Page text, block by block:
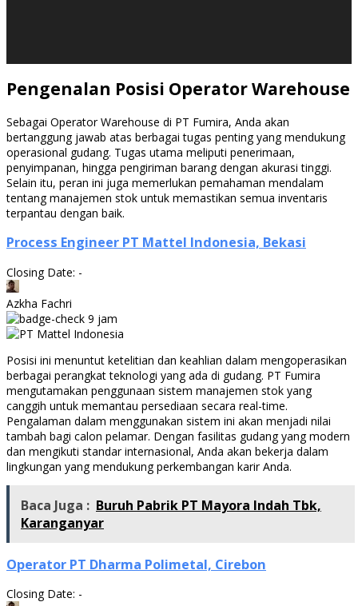
Pengenalan Posisi Operator Warehouse
Sebagai Operator Warehouse di PT Fumira, Anda akan
bertanggung jawab atas berbagai tugas penting yang mendukung
operasional gudang. Tugas utama meliputi penerimaan,
penyimpanan, hingga pengiriman barang dengan akurasi tinggi.
Selain itu, peran ini juga memerlukan pemahaman mendalam
tentang manajemen stok untuk memastikan semua inventaris
terpantau dengan baik.
Process Engineer PT Mattel Indonesia, Bekasi
Closing Date: -
Azkha Fachri
9 jam
Posisi ini menuntut ketelitian dan keahlian dalam mengoperasikan
berbagai perangkat teknologi yang ada di gudang. PT Fumira
mengutamakan penggunaan sistem manajemen stok yang
canggih untuk memantau persediaan secara real-time.
Pengalaman dalam menggunakan sistem ini akan menjadi nilai
tambah bagi calon pelamar. Dengan fasilitas gudang yang modern
dan mengikuti standar internasional, Anda akan bekerja dalam
lingkungan yang mendukung perkembangan karir Anda.
Baca Juga : Buruh Pabrik PT Mayora Indah Tbk,
Karanganyar
Operator PT Dharma Polimetal, Cirebon
Closing Date: -